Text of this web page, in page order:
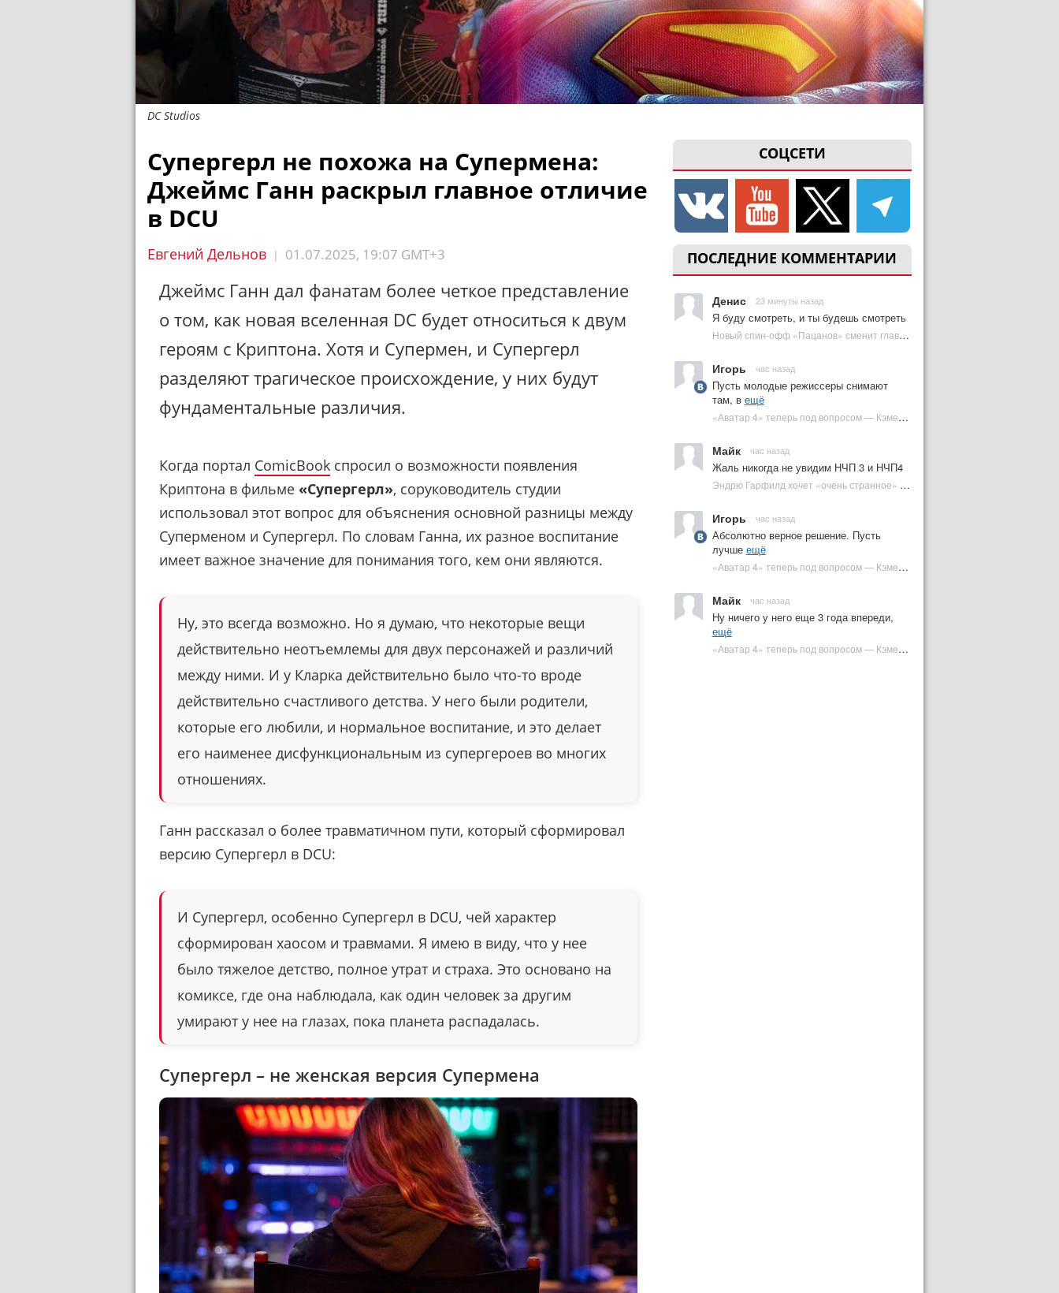
DC Studios
СОЦСЕТИ
ПОСЛЕДНИЕ КОММЕНТАРИИ
Денис 23 минуты назад
Я буду смотреть, и ты будешь смотреть
Новый спин-офф «Пацанов» сменит главного героя | Plugged In Ru
Игорь час назад
Пусть молодые режиссеры снимают
там, в ещё
«Аватар 4» теперь под вопросом — Кэмерон решил отойти от продолжения | Plugged In Ru
Майк час назад
Жаль никогда не увидим НЧП 3 и НЧП4
Эндрю Гарфилд хочет «очень странное» возвращение Человека-паука в MCU | Plugged In Ru
Игорь час назад
Абсолютно верное решение. Пусть
лучше ещё
«Аватар 4» теперь под вопросом — Кэмерон решил отойти от продолжения | Plugged In Ru
Майк час назад
Ну ничего у него еще 3 года впереди,
ещё
«Аватар 4» теперь под вопросом — Кэмерон решил отойти от продолжения | Plugged In Ru
Супергерл не похожа на Супермена:
Джеймс Ганн раскрыл главное отличие
в DCU
Евгений Дельнов | 01.07.2025, 19:07 GMT+3
Джеймс Ганн дал фанатам более четкое представление
о том, как новая вселенная DC будет относиться к двум
героям с Криптона. Хотя и Супермен, и Супергерл
разделяют трагическое происхождение, у них будут
фундаментальные различия.
Когда портал ComicBook спросил о возможности появления
Криптона в фильме «Супергерл», соруководитель студии
использовал этот вопрос для объяснения основной разницы между
Суперменом и Супергерл. По словам Ганна, их разное воспитание
имеет важное значение для понимания того, кем они являются.
Ну, это всегда возможно. Но я думаю, что некоторые вещи
действительно неотъемлемы для двух персонажей и различий
между ними. И у Кларка действительно было что-то вроде
действительно счастливого детства. У него были родители,
которые его любили, и нормальное воспитание, и это делает
его наименее дисфункциональным из супергероев во многих
отношениях.
Ганн рассказал о более травматичном пути, который сформировал
версию Супергерл в DCU:
И Супергерл, особенно Супергерл в DCU, чей характер
сформирован хаосом и травмами. Я имею в виду, что у нее
было тяжелое детство, полное утрат и страха. Это основано на
комиксе, где она наблюдала, как один человек за другим
умирают у нее на глазах, пока планета распадалась.
Супергерл – не женская версия Супермена